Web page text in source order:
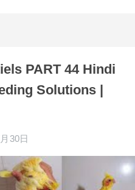
PART 44 Hindi
Solutions |
30日